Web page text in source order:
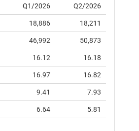
Q1/2026 Q2/2026
18,886 18,211
46,992 50,873
16.12 16.18
16.97 16.82
9.41 7.93
6.64 5.81